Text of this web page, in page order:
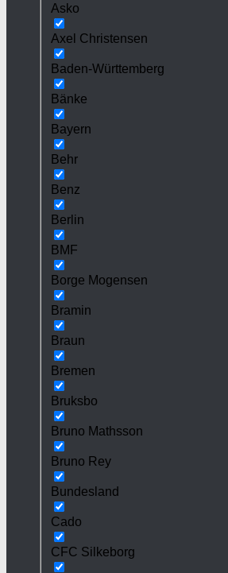
Asko
Axel Christensen
Baden-Württemberg
Bänke
Bayern
Behr
Benz
Berlin
BMF
Borge Mogensen
Bramin
Braun
Bremen
Bruksbo
Bruno Mathsson
Bruno Rey
Bundesland
Cado
CFC Silkeborg